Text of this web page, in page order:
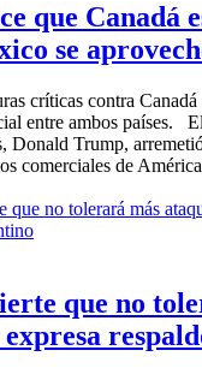
que Canadá
se
críticas contra Canadá
entre ambos países.
Donald Trump,
comerciales de
que no